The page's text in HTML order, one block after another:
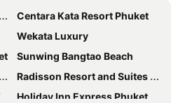
Centara Kata Resort Phuket
Wekata Luxury
Sunwing Bangtao Beach
Radisson Resort and Suites Phuket
Holiday Inn Express Phuket Patong Beach Central By Ihg